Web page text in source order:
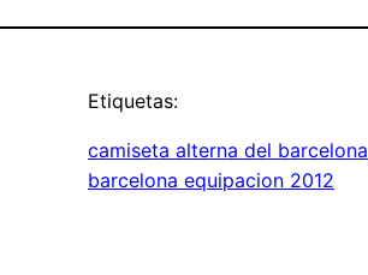
Etiquetas:
camiseta alterna del barcelona
barcelona equipacion 2012